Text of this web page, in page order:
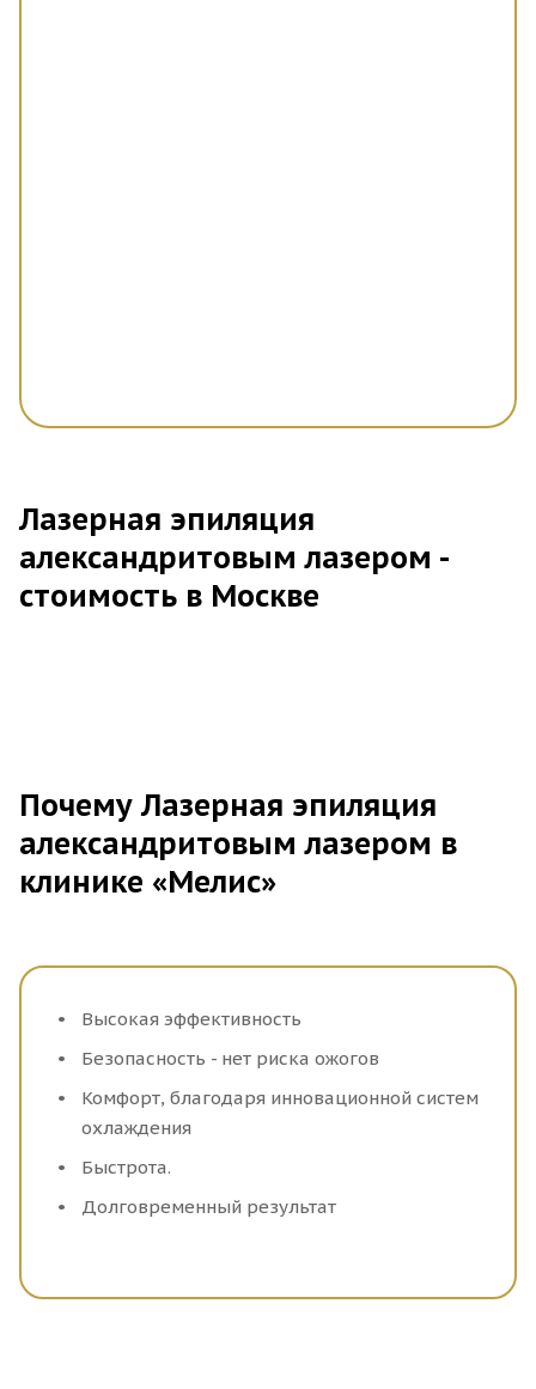
Лазерная эпиляция
александритовым лазером -
стоимость в Москве
Почему Лазерная эпиляция
александритовым лазером в
клинике «Мелис»
Высокая эффективность
Безопасность - нет риска ожогов
Комфорт, благодаря инновационной систем
охлаждения
Быстрота.
Долговременный результат